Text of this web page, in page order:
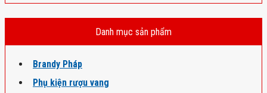
Danh mục sản phẩm
Brandy Pháp
Phụ kiện rượu vang